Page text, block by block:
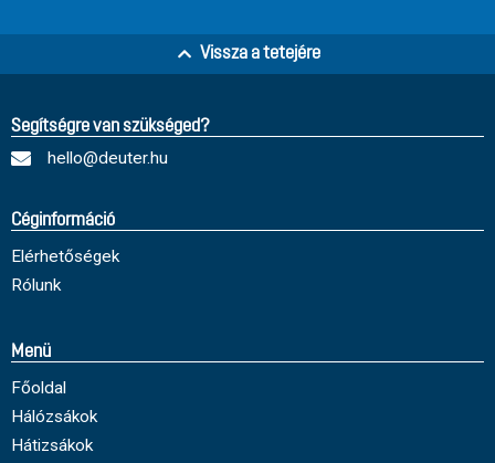
Vissza a tetejére
Segítségre van szükséged?
hello@deuter.hu
Céginformáció
Elérhetőségek
Rólunk
Menü
Főoldal
Hálózsákok
Hátizsákok